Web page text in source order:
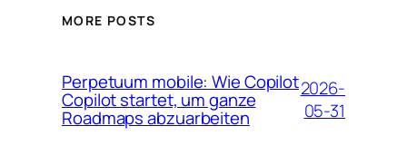
MORE POSTS
Perpetuum mobile: Wie Copilot
Copilot startet, um ganze
Roadmaps abzuarbeiten
2026-
05-31